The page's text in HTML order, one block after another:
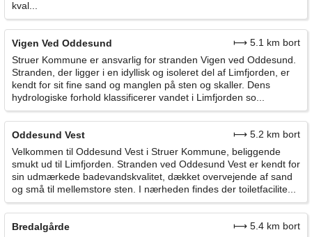
kval...
Vigen Ved Oddesund
⟼ 5.1 km bort
Struer Kommune er ansvarlig for stranden Vigen ved Oddesund.
Stranden, der ligger i en idyllisk og isoleret del af Limfjorden, er
kendt for sit fine sand og manglen på sten og skaller. Dens
hydrologiske forhold klassificerer vandet i Limfjorden so...
Oddesund Vest
⟼ 5.2 km bort
Velkommen til Oddesund Vest i Struer Kommune, beliggende
smukt ud til Limfjorden. Stranden ved Oddesund Vest er kendt for
sin udmærkede badevandskvalitet, dækket overvejende af sand
og små til mellemstore sten. I nærheden findes der toiletfacilite...
Bredalgårde
⟼ 5.4 km bort